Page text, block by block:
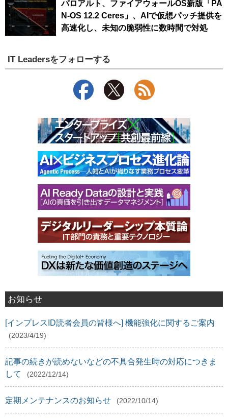
パロアルト、ファイアウォールOS新版「PA
N-OS 12.2 Ceres」、AIで仮想パッチ提供を
高速化し、未知の脆弱性に数時間で対処
IT Leadersをフォローする
お知らせ
[インプレスID読者会員の皆様へ] 機能強化に関するご案内
(2023/4/19)
記事の続きが読めないなどの不具合発生時の対応につきま
して
(2022/12/14)
定期メンテナンスのお知らせ (2022/10/14)